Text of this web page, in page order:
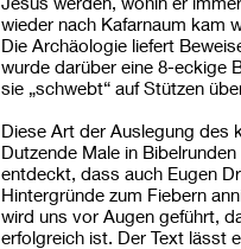
wieder nach Kafarnaum kam
Die Archäologie liefert
wurde darüber eine 8-eckige
sie „schwebt“ auf Stützen
Diese Art der Auslegung des
Dutzende Male in
entdeckt, dass auch Eugen
Hintergründe zum Fiebern
wird uns vor Augen geführt,
erfolgreich ist. Der Text lässt